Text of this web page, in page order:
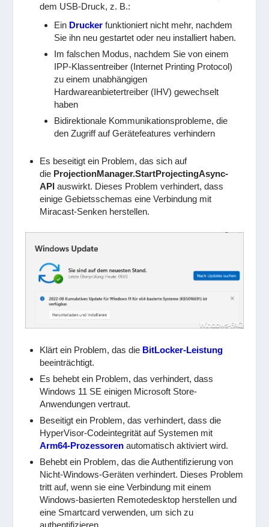
dem USB-Druck, z. B.:
Ein Drucker funktioniert nicht mehr, nachdem
Sie ihn neu gestartet oder neu installiert haben.
Im falschen Modus, nachdem Sie von einem
IPP-Klassentreiber (Internet Printing Protocol)
zu einem unabhängigen
Hardwareanbietertreiber (IHV) gewechselt
haben
Bidirektionale Kommunikationsprobleme, die
den Zugriff auf Gerätefeatures verhindern
Es beseitigt ein Problem, das sich auf
die ProjectionManager.StartProjectingAsync-
API auswirkt. Dieses Problem verhindert, dass
einige Gebietsschemas eine Verbindung mit
Miracast-Senken herstellen.
Klärt ein Problem, das die BitLocker-Leistung
beeinträchtigt.
Es behebt ein Problem, das verhindert, dass
Windows 11 SE einigen Microsoft Store-
Anwendungen vertraut.
Beseitigt ein Problem, das verhindert, dass die
HyperVisor-Codeintegrität auf Systemen mit
Arm64-Prozessoren automatisch aktiviert wird.
Behebt ein Problem, das die Authentifizierung von
Nicht-Windows-Geräten verhindert. Dieses Problem
tritt auf, wenn sie eine Verbindung mit einem
Windows-basierten Remotedesktop herstellen und
eine Smartcard verwenden, um sich zu
authentifizieren.